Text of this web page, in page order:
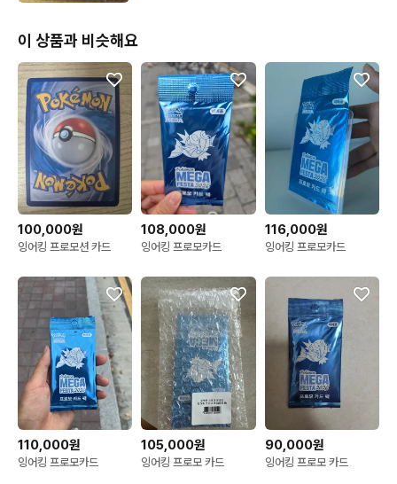
이 상품과 비슷해요
100,000원
잉어킹 프로모션 카드
108,000원
잉어킹 프로모카드
116,000원
잉어킹 프로모카드
110,000원
잉어킹 프로모카드
105,000원
잉어킹 프로모 카드
90,000원
잉어킹 프로모 카드